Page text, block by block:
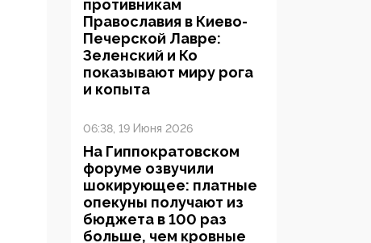
противникам
Православия в Киево-
Печерской Лавре:
Зеленский и Ко
показывают миру рога
и копыта
06:38, 19 Июня 2026
На Гиппократовском
форуме озвучили
шокирующее: платные
опекуны получают из
бюджета в 100 раз
больше, чем кровные